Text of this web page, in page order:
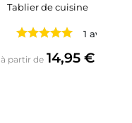
Tablier de cuisine
1 avis
à partir de Prix
14,95 €